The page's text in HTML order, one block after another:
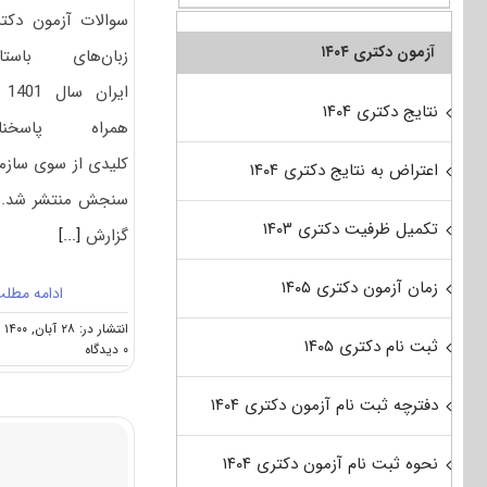
سوالات آزمون
زبان‌‌های
همراه
کلیدی از سوی
سنجش منتشر شد.
گزارش[...]
ادامه
انتشار در: ۲۸ آبان, ۱۴۰۰
۰ دیدگاه
on
دانلود
آزمون دکتری ۱۴۰۴
نتایج دکتری ۱۴۰۴
اعتراض به نتایج دکتری ۱۴۰۴
تکمیل ظرفیت دکتری ۱۴۰۳
زمان آزمون دکتری ۱۴۰۵
ثبت نام دکتری ۱۴۰۵
دفترچه ثبت نام آزمون دکتری ۱۴۰۴
نحوه ثبت نام آزمون دکتری ۱۴۰۴